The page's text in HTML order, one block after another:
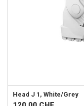
Head J 1, White/Grey